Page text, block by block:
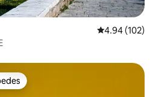
Calificación
4.94 (102)
preferido